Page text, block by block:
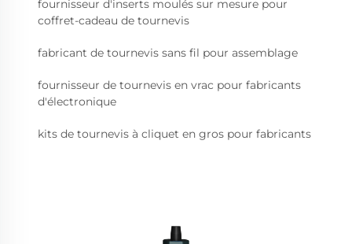
fournisseur d'inserts moulés sur mesure pour
coffret-cadeau de tournevis
fabricant de tournevis sans fil pour assemblage
fournisseur de tournevis en vrac pour fabricants
d'électronique
kits de tournevis à cliquet en gros pour fabricants